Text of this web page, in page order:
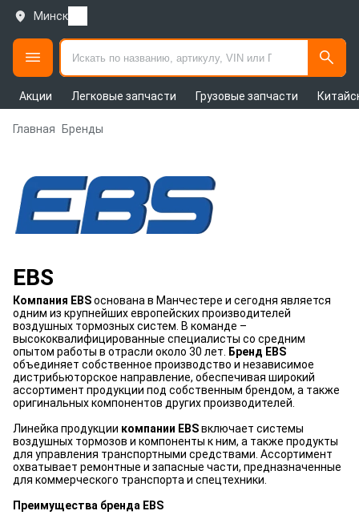
Минск
Акции Легковые запчасти Грузовые запчасти
Главная Бренды
EBS
Компания EBSоснована в Манчестере и сегодня является
одним из крупнейших европейских производителей
воздушных тормозных систем. В команде –
высококвалифицированные специалисты со средним
опытом работы в отрасли около 30 лет.
Бренд EBS
объединяет собственное производство и независимое
дистрибьюторское направление, обеспечивая широкий
ассортимент продукции под собственным брендом, а также
оригинальных компонентов других производителей.
Линейка продукции компании EBSвключает системы
воздушных тормозов и компоненты к ним, а также продукты
для управления транспортными средствами. Ассортимент
охватывает ремонтные и запасные части, предназначенные
для коммерческого транспорта и спецтехники.
Преимущества бренда EBS